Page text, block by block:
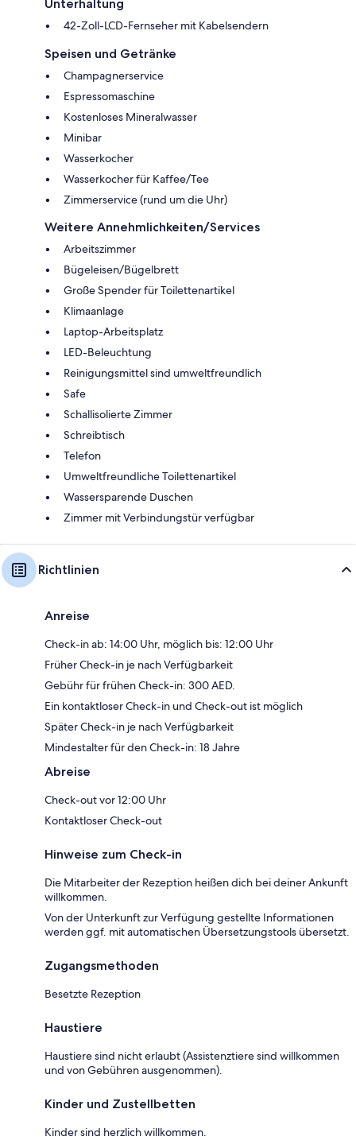
Unterhaltung
42-Zoll-LCD-Fernseher mit Kabelsendern
Speisen und Getränke
Champagnerservice
Espressomaschine
Kostenloses Mineralwasser
Minibar
Wasserkocher
Wasserkocher für Kaffee/Tee
Zimmerservice (rund um die Uhr)
Weitere Annehmlichkeiten/Services
Arbeitszimmer
Bügeleisen/Bügelbrett
Große Spender für Toilettenartikel
Klimaanlage
Laptop-Arbeitsplatz
LED-Beleuchtung
Reinigungsmittel sind umweltfreundlich
Safe
Schallisolierte Zimmer
Schreibtisch
Telefon
Umweltfreundliche Toilettenartikel
Wassersparende Duschen
Zimmer mit Verbindungstür verfügbar
Richtlinien
Anreise
Check-in ab: 14:00 Uhr, möglich bis: 12:00 Uhr
Früher Check-in je nach Verfügbarkeit
Gebühr für frühen Check-in: 300 AED.
Ein kontaktloser Check-in und Check-out ist möglich
Später Check-in je nach Verfügbarkeit
Mindestalter für den Check-in: 18 Jahre
Abreise
Check-out vor 12:00 Uhr
Kontaktloser Check-out
Hinweise zum Check-in
Die Mitarbeiter der Rezeption heißen dich bei deiner Ankunft
willkommen.
Von der Unterkunft zur Verfügung gestellte Informationen
werden ggf. mit automatischen Übersetzungstools übersetzt.
Zugangsmethoden
Besetzte Rezeption
Haustiere
Haustiere sind nicht erlaubt (Assistenztiere sind willkommen
und von Gebühren ausgenommen).
Kinder und Zustellbetten
Kinder sind herzlich willkommen.